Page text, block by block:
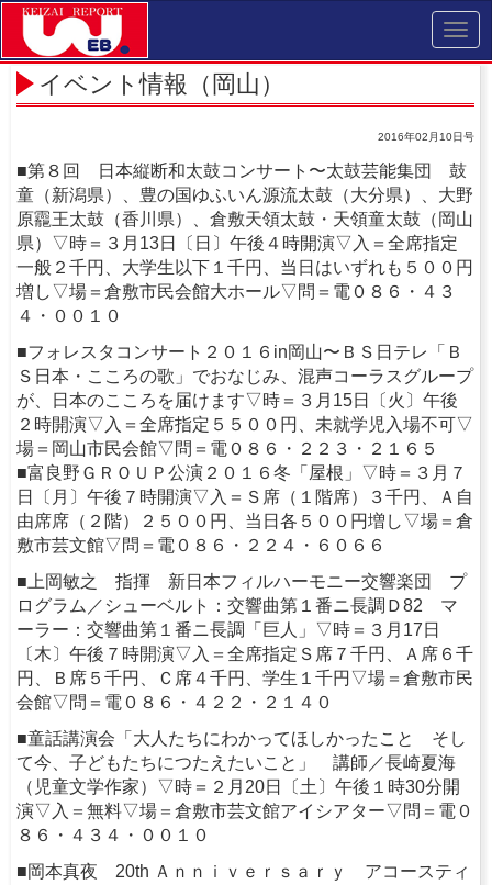
イベント情報（岡山）
2016年02月10日号
■第８回 日本縦断和太鼓コンサート〜太鼓芸能集団 鼓
童（新潟県）、豊の国ゆふいん源流太鼓（大分県）、大野
原龗王太鼓（香川県）、倉敷天領太鼓・天領童太鼓（岡山
県）▽時＝３月13日〔日〕午後４時開演▽入＝全席指定
一般２千円、大学生以下１千円、当日はいずれも５００円
増し▽場＝倉敷市民会館大ホール▽問＝電０８６・４３
４・００１０
■フォレスタコンサート２０１６in岡山〜ＢＳ日テレ「Ｂ
Ｓ日本・こころの歌」でおなじみ、混声コーラスグループ
が、日本のこころを届けます▽時＝３月15日〔火〕午後
２時開演▽入＝全席指定５５００円、未就学児入場不可▽
場＝岡山市民会館▽問＝電０８６・２２３・２１６５
■富良野ＧＲＯＵＰ公演２０１６冬「屋根」▽時＝３月７
日〔月〕午後７時開演▽入＝Ｓ席（１階席）３千円、Ａ自
由席席（２階）２５００円、当日各５００円増し▽場＝倉
敷市芸文館▽問＝電０８６・２２４・６０６６
■上岡敏之 指揮 新日本フィルハーモニー交響楽団 プ
ログラム／シューベルト：交響曲第１番ニ長調Ｄ82 マ
ーラー：交響曲第１番ニ長調「巨人」▽時＝３月17日
〔木〕午後７時開演▽入＝全席指定Ｓ席７千円、Ａ席６千
円、Ｂ席５千円、Ｃ席４千円、学生１千円▽場＝倉敷市民
会館▽問＝電０８６・４２２・２１４０
■童話講演会「大人たちにわかってほしかったこと そし
て今、子どもたちにつたえたいこと」 講師／長崎夏海
（児童文学作家）▽時＝２月20日〔土〕午後１時30分開
演▽入＝無料▽場＝倉敷市芸文館アイシアター▽問＝電０
８６・４３４・００１０
■岡本真夜 20th Ａｎｎｉｖｅｒｓａｒｙ アコースティ